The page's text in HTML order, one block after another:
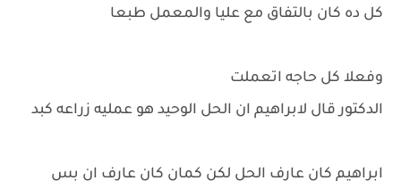
كل ده كان بالتفاق مع عليا والمعمل طبعا
وفعلا كل حاجه اتعملت
الدكتور قال لابراهيم ان الحل الوحيد هو عمليه زراعه كبد
ابراهيم كان عارف الحل لكن كمان كان عارف ان بس